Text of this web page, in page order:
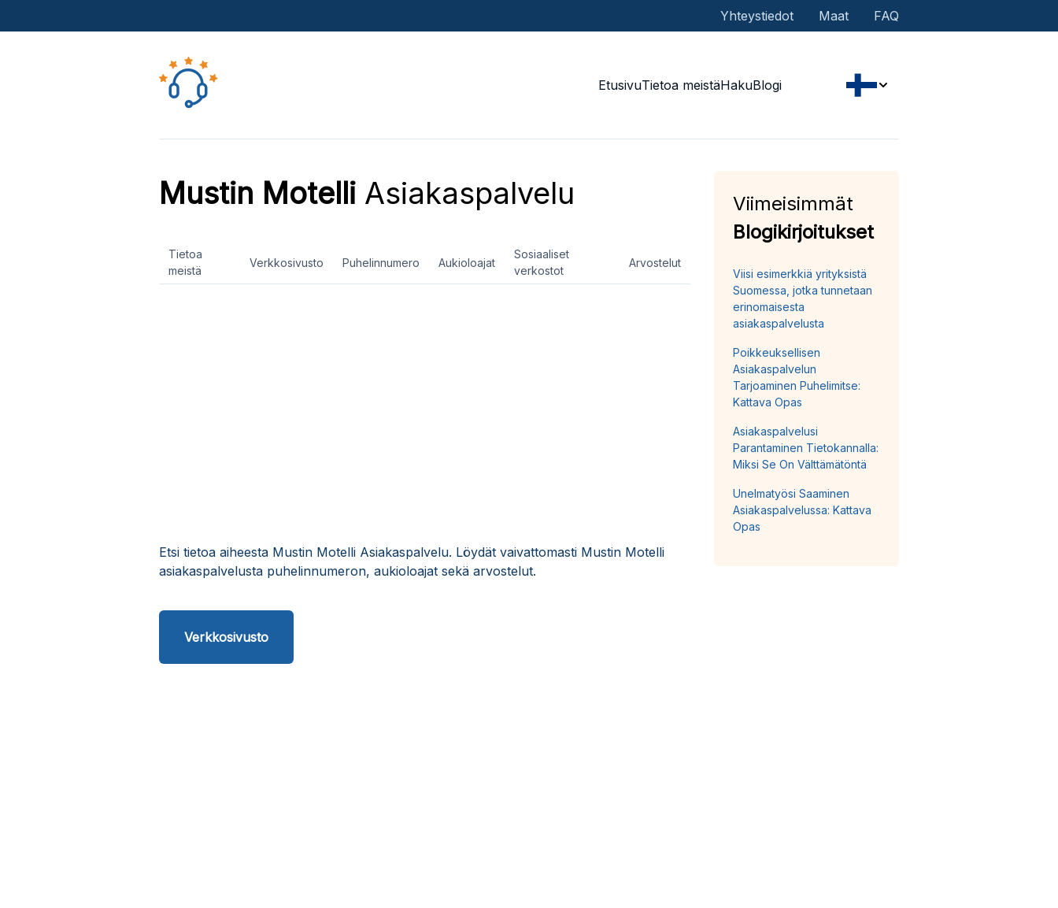
Yhteystiedot Maat FAQ
EtusivuTietoa meistäHakuBlogi
Mustin MotelliAsiakaspalvelu
Tietoa
meistä
Verkkosivusto Puhelinnumero Aukioloajat
Sosiaaliset
verkostot
Arvostelut
Etsi tietoa aiheesta Mustin Motelli Asiakaspalvelu. Löydät vaivattomasti Mustin Motelli
asiakaspalvelusta puhelinnumeron, aukioloajat sekä arvostelut.
Verkkosivusto
Viimeisimmät
Blogikirjoitukset
Viisi esimerkkiä yrityksistä
Suomessa, jotka tunnetaan
erinomaisesta
asiakaspalvelusta
Poikkeuksellisen
Asiakaspalvelun
Tarjoaminen Puhelimitse:
Kattava Opas
Asiakaspalvelusi
Parantaminen Tietokannalla:
Miksi Se On Välttämätöntä
Unelmatyösi Saaminen
Asiakaspalvelussa: Kattava
Opas